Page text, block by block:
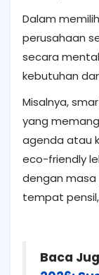
Dalam
perusahaan
secara
kebutuhan
Misalnya,
yang
agenda atau
eco-friendly
dengan
tempat
Baca